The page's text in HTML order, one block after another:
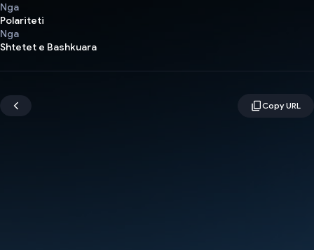
Nga
Polariteti
Nga
Shtetet e Bashkuara